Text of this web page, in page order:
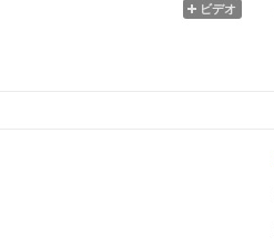
ビデオ